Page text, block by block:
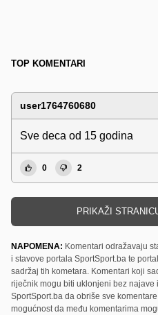
TOP KOMENTARI
user1764760680
Sve deca od 15 godina
0 2
PRIKAŽI
NAPOMENA: Komentari odražavaju
i stavove portala SportSport.ba te
sadržaj tih kometara. Komentari koji
riječnik mogu biti uklonjeni bez
SportSport.ba da obriše sve
mogućnost da među komentarima